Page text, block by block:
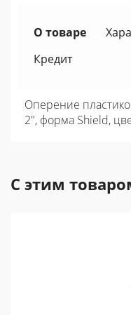
О товаре
Кредит
Оперение
2", форма Shield,
С этим